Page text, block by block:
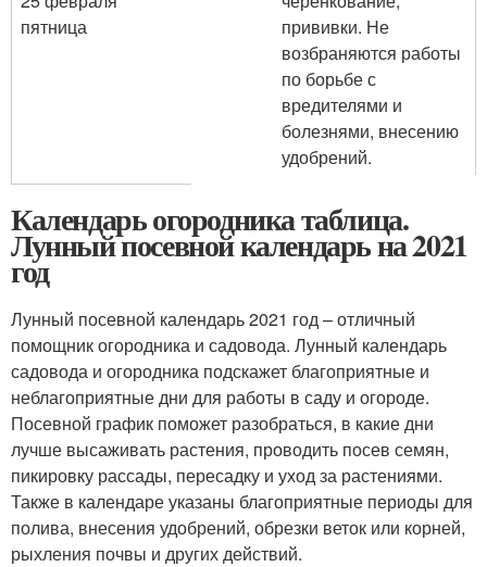
пятница
прививки. Не
возбраняются работы
по борьбе с
вредителями и
болезнями, внесению
удобрений.
Календарь огородника таблица.
Лунный посевной календарь на 2021
год
Лунный посевной календарь 2021 год – отличный
помощник огородника и садовода. Лунный календарь
садовода и огородника подскажет благоприятные и
неблагоприятные дни для работы в саду и огороде.
Посевной график поможет разобраться, в какие дни
лучше высаживать растения, проводить посев семян,
пикировку рассады, пересадку и уход за растениями.
Также в календаре указаны благоприятные периоды для
полива, внесения удобрений, обрезки веток или корней,
рыхления почвы и других действий.